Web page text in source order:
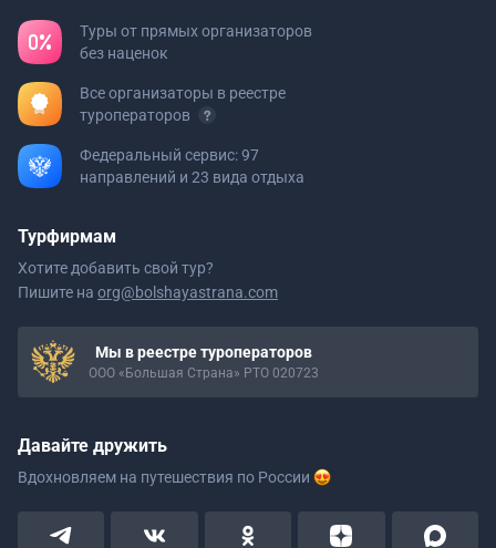
Туры от прямых организаторов
без наценок
Все организаторы в реестре
туроператоров
Федеральный сервис: 97
направлений и 23 вида отдыха
Турфирмам
Хотите добавить свой тур?
Пишите на org@bolshayastrana.com
Мы в реестре туроператоров
ООО «Большая Страна» РТО 020723
Давайте дружить
Вдохновляем на путешествия по России